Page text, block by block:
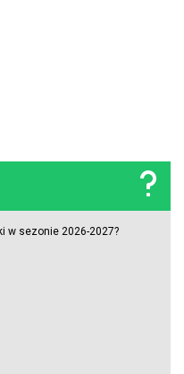
w sezonie 2026-2027?